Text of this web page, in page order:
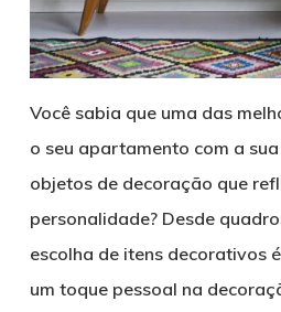
Você sabia que uma das
o seu apartamento com a
objetos de decoração que
personalidade? Desde
escolha de itens decorativos
um toque pessoal na